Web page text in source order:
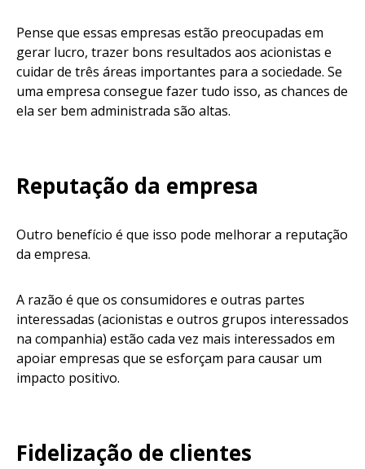
Pense que essas empresas estão preocupadas em
gerar lucro, trazer bons resultados aos acionistas e
cuidar de três áreas importantes para a sociedade. Se
uma empresa consegue fazer tudo isso, as chances de
ela ser bem administrada são altas.
Reputação da empresa
Outro benefício é que isso pode melhorar a reputação
da empresa.
A razão é que os consumidores e outras partes
interessadas (acionistas e outros grupos interessados
na companhia) estão cada vez mais interessados ​​em
apoiar empresas que se esforçam para causar um
impacto positivo.
Fidelização de clientes